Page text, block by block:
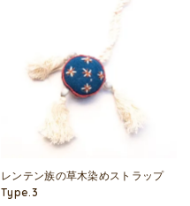
レンテン族の草木染めストラップ
Type.3